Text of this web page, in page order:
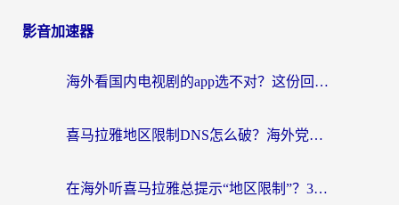
影音加速器
海外看国内电视剧的app选不对？这份回国加速器避坑指南帮你流畅追剧
喜马拉雅地区限制DNS怎么破？海外党听国内音乐听书的终极解决方案
在海外听喜马拉雅总提示“地区限制”？3步轻松解除+听国内音乐全攻略